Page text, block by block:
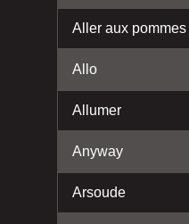
Aller aux pommes
Allo
Allumer
Anyway
Arsoude